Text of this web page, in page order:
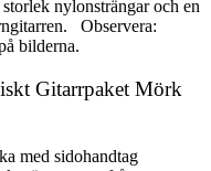
nylonsträngar och en
Observera:
bilderna.
Gitarrpaket Mörk
med sidohandtag